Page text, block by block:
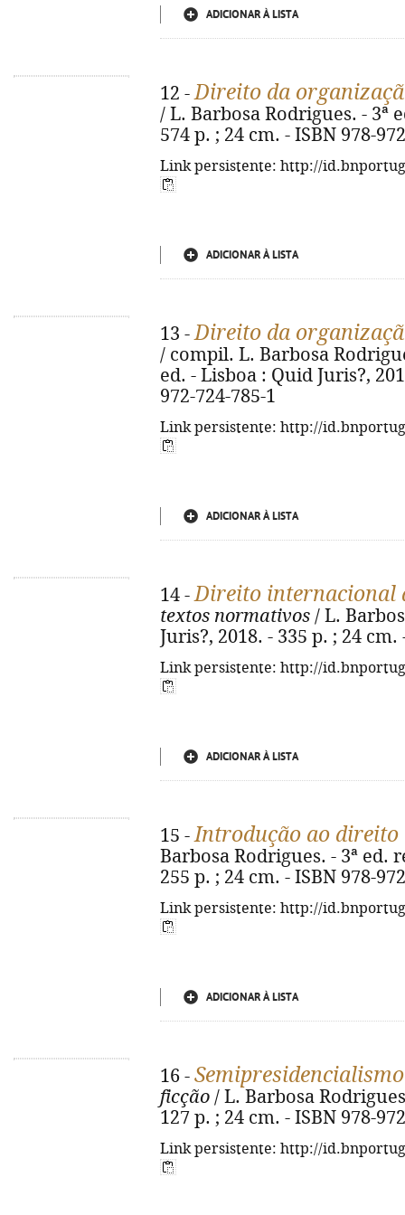
ADICIONAR À LISTA
12 -Direito da
/ L. Barbosa Rodrigues. - 3ª
574 p. ; 24 cm. - ISBN 978-
Link persistente: http://
ADICIONAR À LISTA
13 -Direito da
/ compil. L. Barbosa
ed. - Lisboa : Quid Juris?,
972-724-785-1
Link persistente: http://
ADICIONAR À LISTA
14 -Direito internacional
textos normativos / L.
Juris?, 2018. - 335 p. ; 24 cm.
Link persistente: http://
ADICIONAR À LISTA
15 -Introdução ao
Barbosa Rodrigues. - 3ª ed.
255 p. ; 24 cm. - ISBN 978-
Link persistente: http://
ADICIONAR À LISTA
16 -
ficção / L. Barbosa
127 p. ; 24 cm. - ISBN 978-
Link persistente: http://